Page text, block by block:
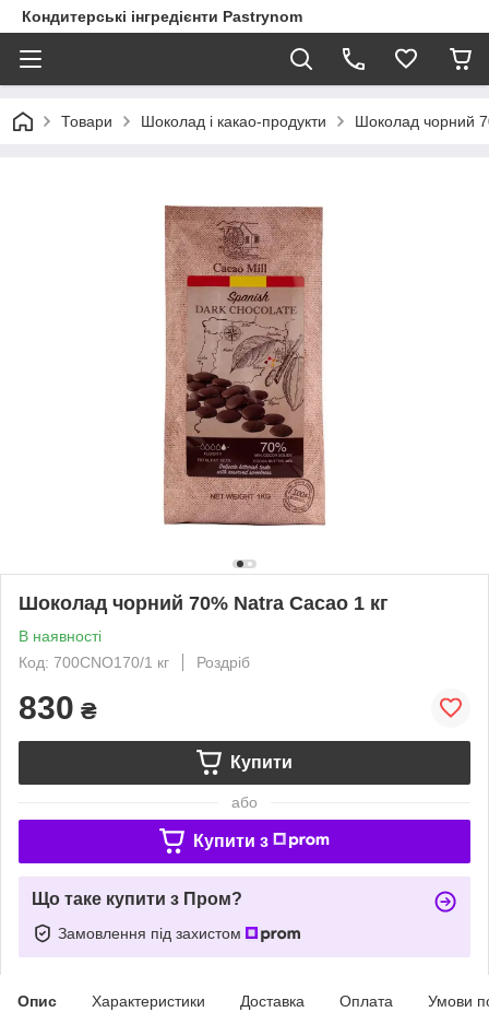
Кондитерські інгредієнти Pastrynom
Товари Шоколад і какао-продукти Шоколад чорний
Шоколад чорний 70% Natra Cacao 1 кг
В наявності
Код: 700CNO170/1 кг
Роздріб
830 ₴
Купити
або
Купити з
Що таке купити з Пром?
Замовлення під захистом
Опис Характеристики Доставка Оплата Умови